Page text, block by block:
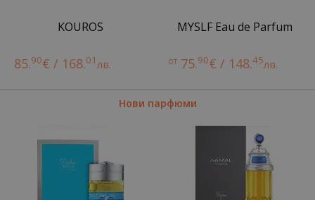
KOUROS
85.90€ / 168.01лв.
MYSLF Eau de Parfum
от 75.90€ / 148.45лв.
Нови парфюми